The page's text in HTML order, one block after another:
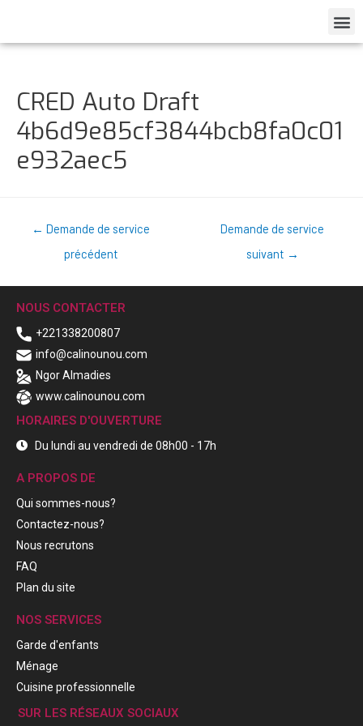
CRED Auto Draft
4b6d9e85cf3844bcb8fa0c01
e932aec5
← Demande de service
précédent
Demande de service
suivant →
NOUS CONTACTER
+221338200807
info@calinounou.com
Ngor Almadies
www.calinounou.com
HORAIRES D'OUVERTURE
Du lundi au vendredi de 08h00 - 17h
A PROPOS DE
Qui sommes-nous?
Contactez-nous?
Nous recrutons
FAQ
Plan du site
NOS SERVICES
Garde d'enfants
Ménage
Cuisine professionnelle
SUR LES RÉSEAUX SOCIAUX